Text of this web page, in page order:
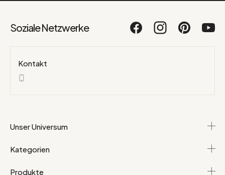
Soziale Netzwerke
Kontakt
Unser Universum
Kategorien
Produkte